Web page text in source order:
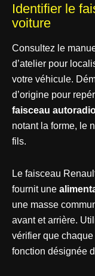
Identifier le
voiture
Consultez le
d’atelier pour
votre véhicule.
d’origine pour
faisceau
notant la forme, le
fils.
Le faisceau
fournit une
une masse
avant et arrière.
vérifier que
fonction désignée